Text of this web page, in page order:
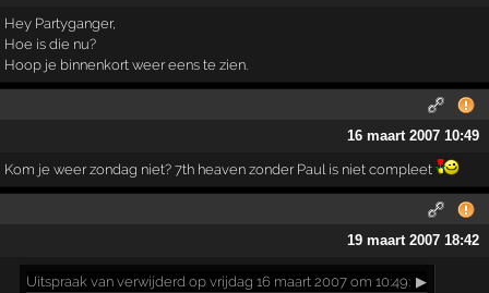
Hey Partyganger,
Hoe is die nu?
Hoop je binnenkort weer eens te zien.
16 maart 2007 10:49
Kom je weer zondag niet? 7th heaven zonder Paul is niet compleet
19 maart 2007 18:42
Uitspraak van verwijderd op vrijdag 16 maart 2007 om 10:49: ▶